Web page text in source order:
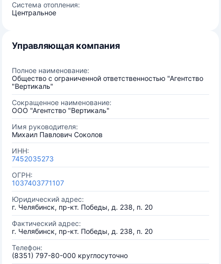
Система отопления:
Центральное
Управляющая компания
Полное наименование:
Общество с ограниченной ответственностью "Агентство
"Вертикаль"
Сокращенное наименование:
ООО "Агентство "Вертикаль"
Имя руководителя:
Михаил Павлович Соколов
ИНН:
7452035273
ОГРН:
1037403771107
Юридический адрес:
г. Челябинск, пр-кт. Победы, д. 238, п. 20
Фактический адрес:
г. Челябинск, пр-кт. Победы, д. 238, п. 20
Телефон:
(8351) 797-80-000 круглосуточно